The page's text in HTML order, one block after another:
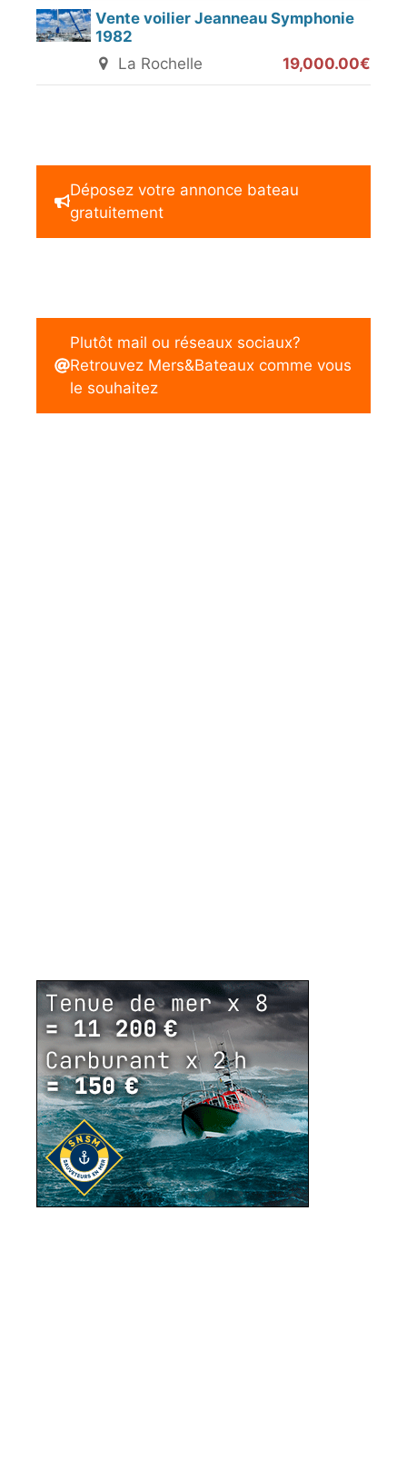
Vente voilier Jeanneau Symphonie
1982
La Rochelle
19,000.00€
Déposez votre annonce bateau
gratuitement
Plutôt mail ou réseaux sociaux?
Retrouvez Mers&Bateaux comme vous
le souhaitez